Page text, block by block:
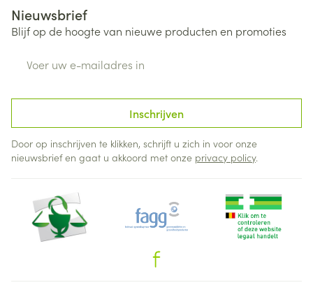
Nieuwsbrief
Blijf op de hoogte van nieuwe producten en promoties
Inschrijven
Door op inschrijven te klikken, schrijft u zich in voor onze
nieuwsbrief en gaat u akkoord met onze privacy policy.